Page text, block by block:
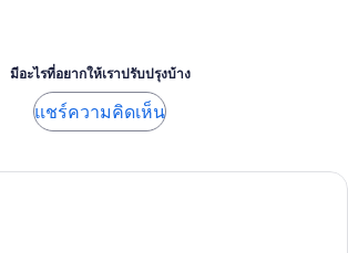
มีอะไรที่อยากให้เราปรับปรุงบ้าง
แชร์ความคิดเห็น